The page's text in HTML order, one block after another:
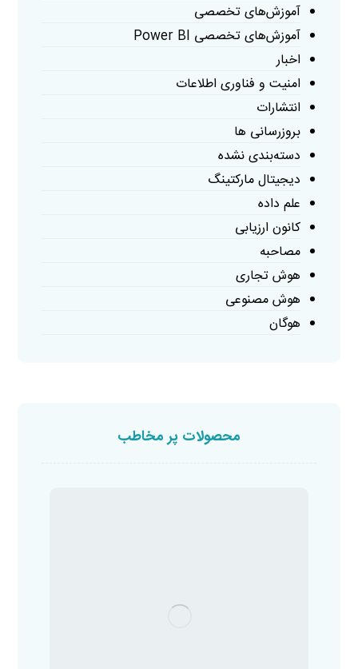
آموزش‌های تخصصی
آموزش‌های تخصصی Power BI
اخبار
امنیت و فناوری اطلاعات
انتشارات
بروزرسانی ها
دسته‌بندی نشده
دیجیتال مارکتینگ
علم داده
کانون ارزیابی
مصاحبه
هوش تجاری
هوش مصنوعی
هوگان
محصولات پر مخاطب